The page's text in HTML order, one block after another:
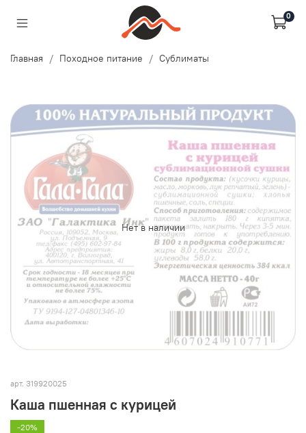
0
Главная Походное питание Сублиматы
Нет в наличии
арт. 319920025
Каша пшенная с курицей
-20%